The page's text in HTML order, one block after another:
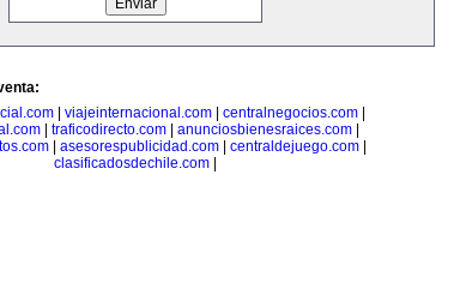
viajeinternacional.com centralnegocios.com
traficodirecto.com anunciosbienesraices.com
| asesorespublicidad.com| centraldejuego.com|
clasificadosdechile.com